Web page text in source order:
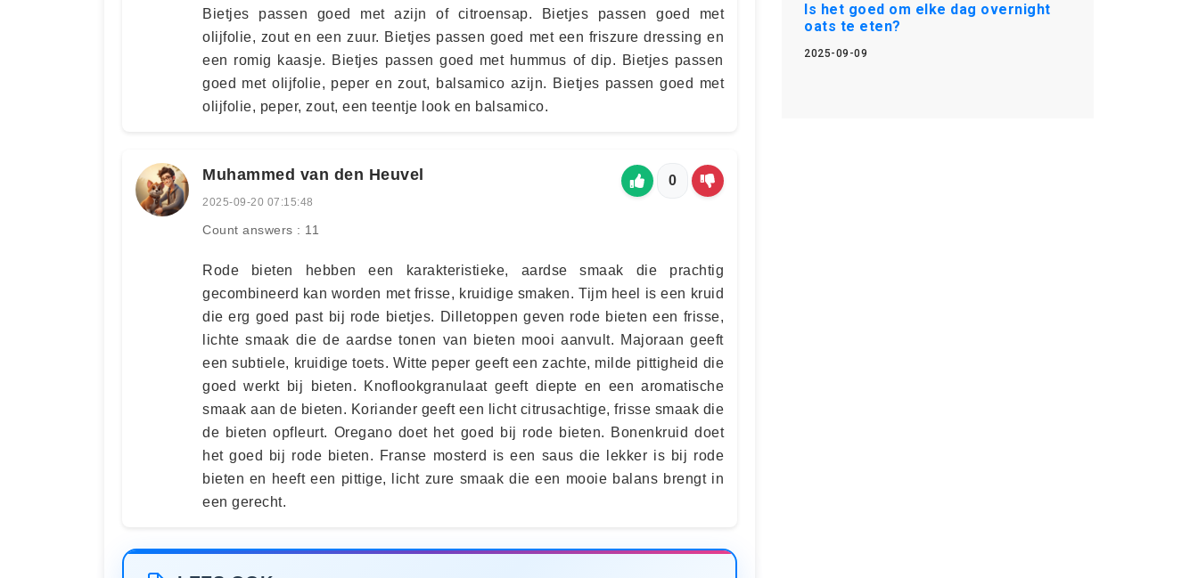
Bietjes passen goed met azijn of citroensap. Bietjes passen goed met
olijfolie, zout en een zuur. Bietjes passen goed met een friszure dressing en
een romig kaasje. Bietjes passen goed met hummus of dip. Bietjes passen
goed met olijfolie, peper en zout, balsamico azijn. Bietjes passen goed met
olijfolie, peper, zout, een teentje look en balsamico.
Muhammed van den Heuvel
2025-09-20 07:15:48
Count answers : 11
0
Rode bieten hebben een karakteristieke, aardse smaak die prachtig
gecombineerd kan worden met frisse, kruidige smaken. Tijm heel is een kruid
die erg goed past bij rode bietjes. Dilletoppen geven rode bieten een frisse,
lichte smaak die de aardse tonen van bieten mooi aanvult. Majoraan geeft
een subtiele, kruidige toets. Witte peper geeft een zachte, milde pittigheid die
goed werkt bij bieten. Knoflookgranulaat geeft diepte en een aromatische
smaak aan de bieten. Koriander geeft een licht citrusachtige, frisse smaak die
de bieten opfleurt. Oregano doet het goed bij rode bieten. Bonenkruid doet
het goed bij rode bieten. Franse mosterd is een saus die lekker is bij rode
bieten en heeft een pittige, licht zure smaak die een mooie balans brengt in
een gerecht.
Is het goed om elke dag overnight
oats te eten?
2025-09-09